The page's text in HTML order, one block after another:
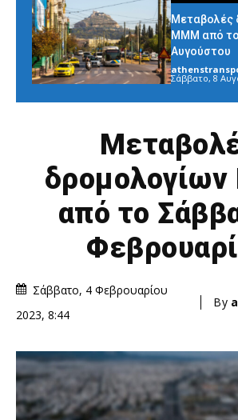
Μεταβολές
ΜΜΜ από το
Αυγούστου
Σάββατο, 8
από το
Σάββατο, 4 Φεβρουαρίου
2023, 8:44
By